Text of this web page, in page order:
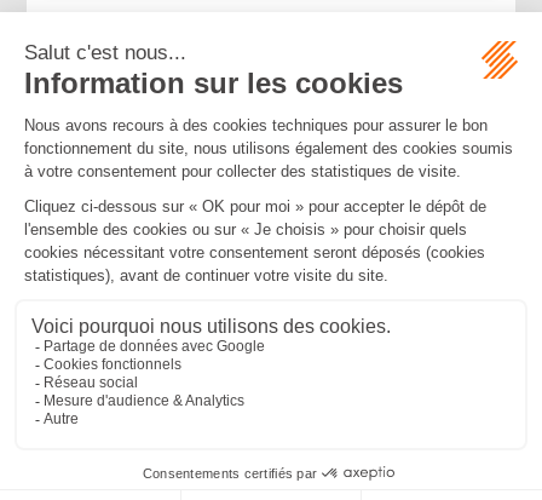
<< < ...
>>
Mentions légalesPolitique de confidentialitéPolitique de cookies
Plan du site
MBA ET ASSOCIÉS
235 Rue Helene Boucher, 34170 CASTELNAU LE LEZ
Bureau secondaire à Cannes